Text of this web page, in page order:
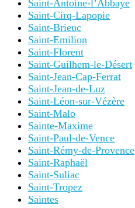
Saint-Antoine-l’Abbaye
Saint-Cirq-Lapopie
Saint-Brieuc
Saint-Emilion
Saint-Florent
Saint-Guilhem-le-Désert
Saint-Jean-Cap-Ferrat
Saint-Jean-de-Luz
Saint-Léon-sur-Vézère
Saint-Malo
Sainte-Maxime
Saint-Paul-de-Vence
Saint-Rémy-de-Provence
Saint-Raphaël
Saint-Suliac
Saint-Tropez
Saintes